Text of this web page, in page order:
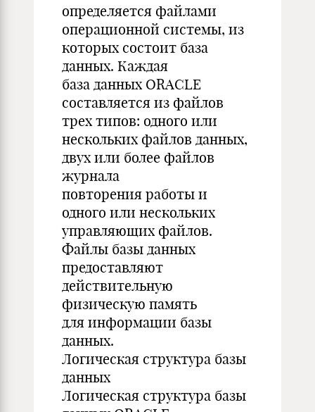
определяется файлами
операционной системы, из
которых состоит база
данных. Каждая
база данных ORACLE
составляется из файлов
трех типов: одного или
нескольких файлов данных,
двух или более файлов
журнала
повторения работы и
одного или нескольких
управляющих файлов.
Файлы базы данных
предоставляют
действительную
физическую память
для информации базы
данных.
Логическая структура базы
данных
Логическая структура базы